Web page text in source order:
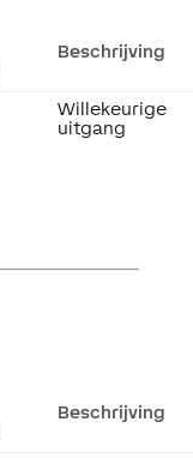
Beschrijving
Willekeurige
uitgang
Beschrijving